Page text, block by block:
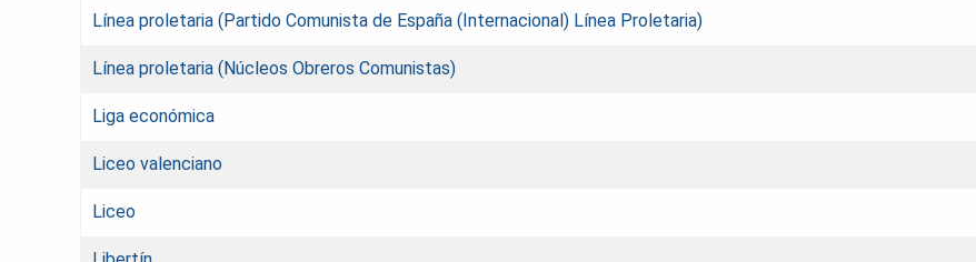
Línea proletaria (Partido Comunista de España (Internacional) Línea Proletaria)
Línea proletaria (Núcleos Obreros Comunistas)
Liga económica
Liceo valenciano
Liceo